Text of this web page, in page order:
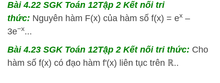
Bài 4.22 SGKToán 12Tập 2 Kết nối tri
thức: Nguyên hàm F(x) của hàm số f(x) = ex –
3e−x...
Bài 4.23 SGKToán 12Tập 2 Kết nối tri thức: Cho
hàm số f(x) có đạo hàm f'(x) liên tục trên ℝ..